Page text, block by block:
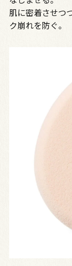
肌に密着させつ
ク崩れを防ぐ。